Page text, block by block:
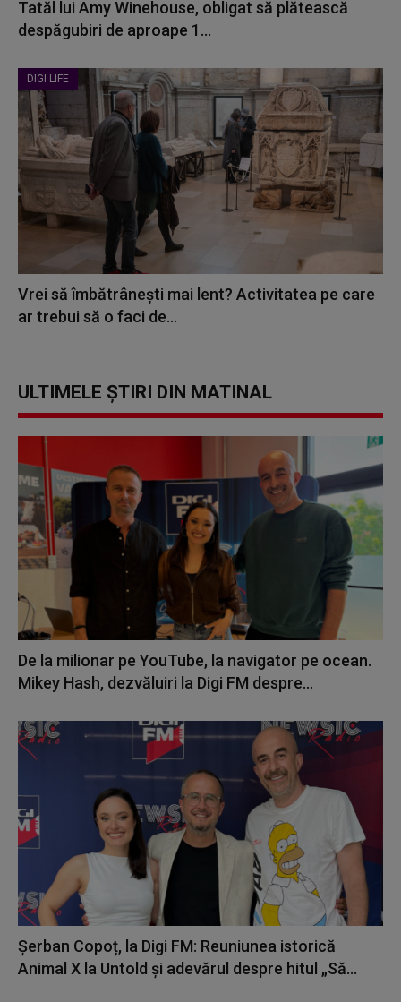
Tatăl lui Amy Winehouse, obligat să plătească
despăgubiri de aproape 1...
DIGI LIFE
Vrei să îmbătrânești mai lent? Activitatea pe care
ar trebui să o faci de...
ULTIMELE ȘTIRI DIN MATINAL
De la milionar pe YouTube, la navigator pe ocean.
Mikey Hash, dezvăluiri la Digi FM despre...
Șerban Copoț, la Digi FM: Reuniunea istorică
Animal X la Untold și adevărul despre hitul „Să...